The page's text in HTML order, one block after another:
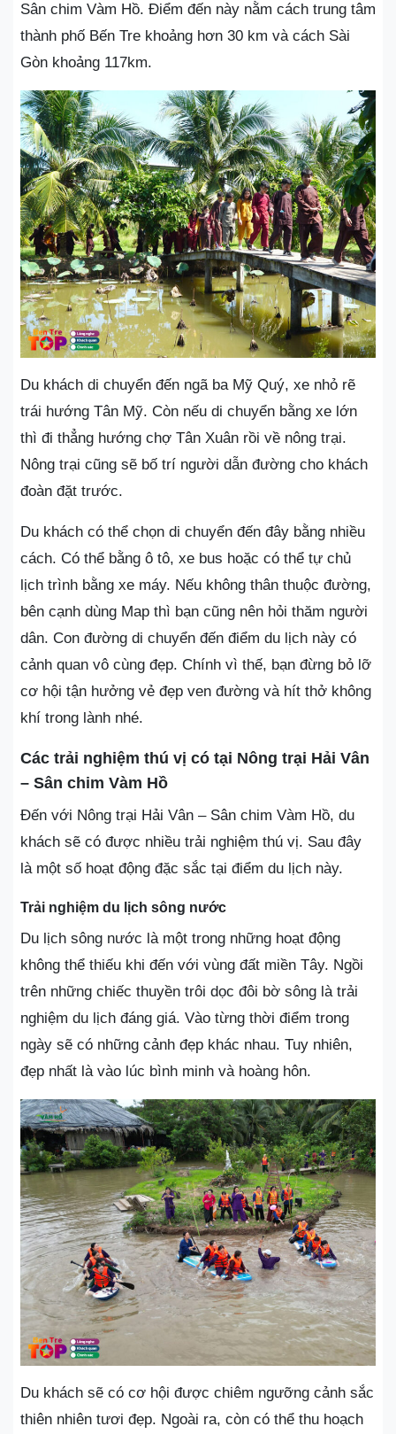
Sân chim Vàm Hồ. Điểm đến này nằm cách trung tâm
thành phố Bến Tre khoảng hơn 30 km và cách Sài
Gòn khoảng 117km.
Du khách di chuyển đến ngã ba Mỹ Quý, xe nhỏ rẽ
trái hướng Tân Mỹ. Còn nếu di chuyển bằng xe lớn
thì đi thẳng hướng chợ Tân Xuân rồi về nông trại.
Nông trại cũng sẽ bố trí người dẫn đường cho khách
đoàn đặt trước.
Du khách có thể chọn di chuyển đến đây bằng nhiều
cách. Có thể bằng ô tô, xe bus hoặc có thể tự chủ
lịch trình bằng xe máy. Nếu không thân thuộc đường,
bên cạnh dùng Map thì bạn cũng nên hỏi thăm người
dân. Con đường di chuyển đến điểm du lịch này có
cảnh quan vô cùng đẹp. Chính vì thế, bạn đừng bỏ lỡ
cơ hội tận hưởng vẻ đẹp ven đường và hít thở không
khí trong lành nhé.
Các trải nghiệm thú vị có tại Nông trại Hải Vân
– Sân chim Vàm Hồ
Đến với Nông trại Hải Vân – Sân chim Vàm Hồ, du
khách sẽ có được nhiều trải nghiệm thú vị. Sau đây
là một số hoạt động đặc sắc tại điểm du lịch này.
Trải nghiệm du lịch sông nước
Du lịch sông nước là một trong những hoạt động
không thể thiếu khi đến với vùng đất miền Tây. Ngồi
trên những chiếc thuyền trôi dọc đôi bờ sông là trải
nghiệm du lịch đáng giá. Vào từng thời điểm trong
ngày sẽ có những cảnh đẹp khác nhau. Tuy nhiên,
đẹp nhất là vào lúc bình minh và hoàng hôn.
Du khách sẽ có cơ hội được chiêm ngưỡng cảnh sắc
thiên nhiên tươi đẹp. Ngoài ra, còn có thể thu hoạch